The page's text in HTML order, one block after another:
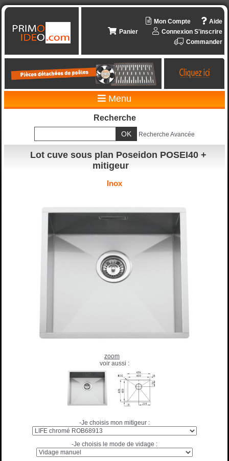
Aide
Mon Compte
Connexion S'inscrire
Panier
Commander
Menu
Recherche
Recherche Avancée
Lot cuve sous plan Poseidon POSEI40 +
mitigeur
Inox
zoom
voir aussi :
-Je choisis mon mitigeur :
-Je choisis le mode de vidage :